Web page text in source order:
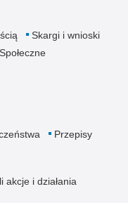
Skargi i wnioski
Przepisy
akcje i działania